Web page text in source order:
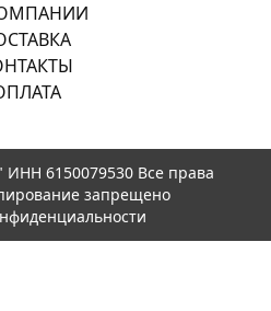
6150079530 Все права
запрещено